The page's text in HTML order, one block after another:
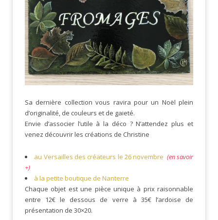
Sa dernière collection vous ravira pour un Noël plein
d’originalité, de couleurs et de gaieté.
Envie d’associer l’utile à la déco ? N’attendez plus et
venez découvrir les créations de Christine
au Versailles des créateurs le 26 novembre (en savoir
+)
à la petite boutique de Nanterre
Chaque objet est une pièce unique à prix raisonnable
entre 12€ le dessous de verre à 35€ l’ardoise de
présentation de 30×20.